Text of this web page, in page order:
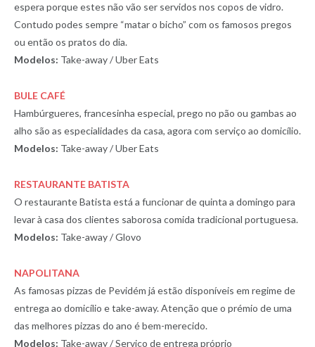
espera porque estes não vão ser servidos nos copos de vidro.
Contudo podes sempre “matar o bicho” com os famosos pregos
ou então os pratos do dia.
Modelos: Take-away / Uber Eats
BULE CAFÉ
Hambúrgueres, francesinha especial, prego no pão ou gambas ao
alho são as especialidades da casa, agora com serviço ao domicílio.
Modelos: Take-away / Uber Eats
RESTAURANTE BATISTA
O restaurante Batista está a funcionar de quinta a domingo para
levar à casa dos clientes saborosa comida tradicional portuguesa.
Modelos: Take-away / Glovo
NAPOLITANA
As famosas pizzas de Pevidém já estão disponíveis em regime de
entrega ao domicílio e take-away. Atenção que o prémio de uma
das melhores pizzas do ano é bem-merecido.
Modelos: Take-away / Serviço de entrega próprio